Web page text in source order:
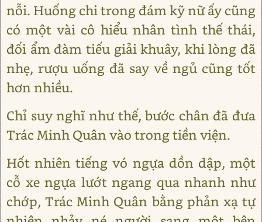
nỗi. Huống chi trong đám kỹ nữ ấy cũng
có một vài cô hiểu nhân tình thế thái,
đối ẩm đàm tiếu giải khuây, khi lòng đã
nhẹ, rượu uống đã say về ngủ cũng tốt
hơn nhiều.
Chỉ suy nghĩ như thế, bước chân đã đưa
Trác Minh Quân vào trong tiền viện.
Hốt nhiên tiếng vó ngựa dồn dập, một
cỗ xe ngựa lướt ngang qua nhanh như
chớp, Trác Minh Quân bằng phản xạ tự